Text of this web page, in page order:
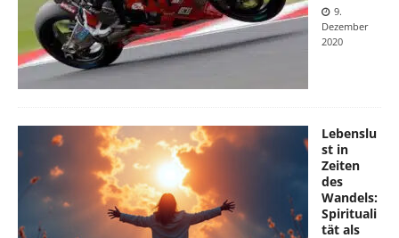
9.
Dezember
2020
Lebenslu
st in
Zeiten
des
Wandels:
Spirituali
tät als